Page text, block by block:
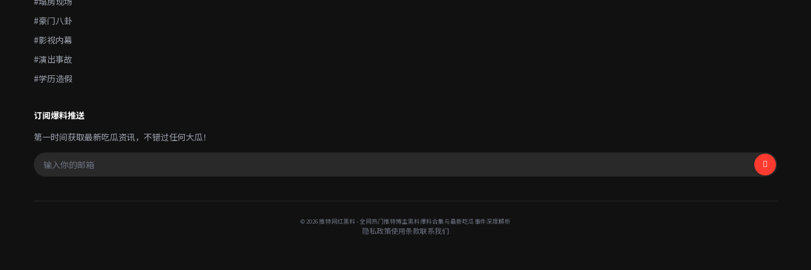
#豪门八卦
#影视内幕
#演出事故
#学历造假
订阅爆料推送
第一时间获取最新吃瓜资讯，不错过任何大瓜！
© 2026 推特网红黑料 - 全网热门推特博主黑料爆料合集与最新吃瓜事件深度解析
隐私政策使用条款联系我们